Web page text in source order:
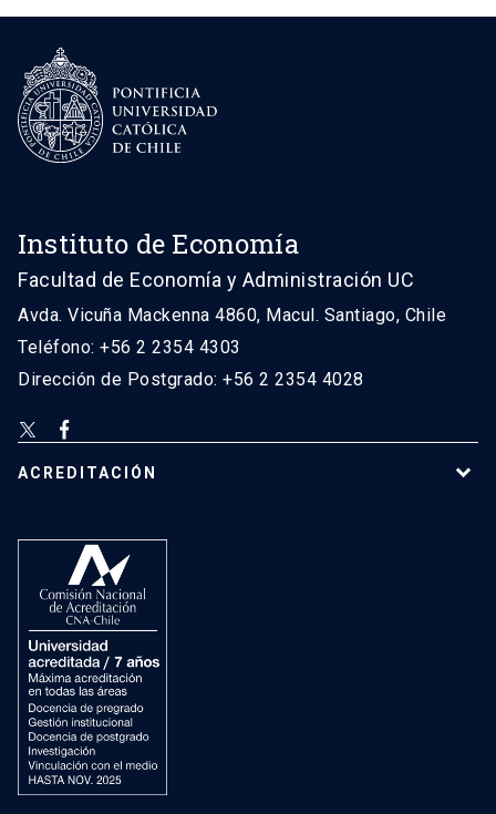
Instituto de Economía
Facultad de Economía y Administración UC
Avda. Vicuña Mackenna 4860, Macul. Santiago, Chile
Teléfono: +56 2 2354 4303
Dirección de Postgrado: +56 2 2354 4028
ACREDITACIÓN